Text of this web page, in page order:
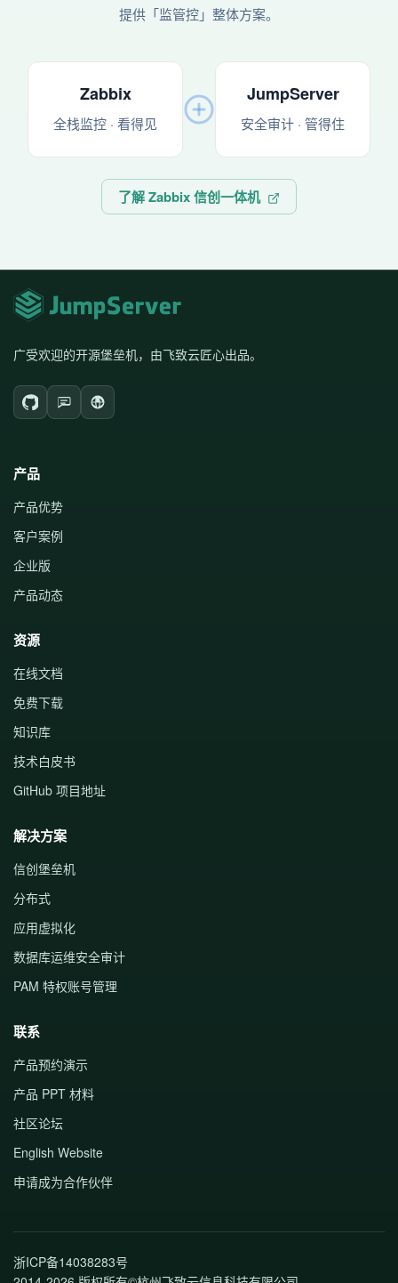
提供「监管控」整体方案。
Zabbix
全栈监控 · 看得见
JumpServer
安全审计 · 管得住
了解 Zabbix 信创一体机
广受欢迎的开源堡垒机，由飞致云匠心出品。
产品
产品优势
客户案例
企业版
产品动态
资源
在线文档
免费下载
知识库
技术白皮书
GitHub 项目地址
解决方案
信创堡垒机
分布式
应用虚拟化
数据库运维安全审计
PAM 特权账号管理
联系
产品预约演示
产品 PPT 材料
社区论坛
English Website
申请成为合作伙伴
浙ICP备14038283号